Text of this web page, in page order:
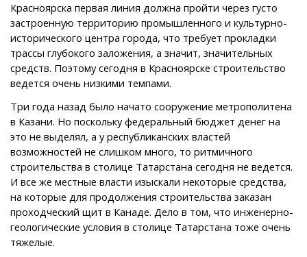
Красноярска первая линия должна пройти через густо
застроенную территорию промышленного и культурно-
исторического центра города, что требует прокладки
трассы глубокого заложения, а значит, значительных
средств. Поэтому сегодня в Красноярске строительство
ведется очень низкими темпами.
Три года назад было начато сооружение метрополитена
в Казани. Но поскольку федеральный бюджет денег на
это не выделял, а у республиканских властей
возможностей не слишком много, то ритмичного
строительства в столице Татарстана сегодня не ведется.
И все же местные власти изыскали некоторые средства,
на которые для продолжения строительства заказан
проходческий щит в Канаде. Дело в том, что инженерно-
геологические условия в столице Татарстана тоже очень
тяжелые.